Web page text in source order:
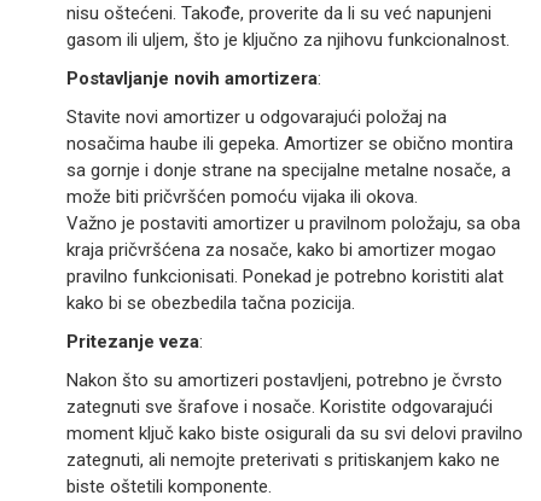
nisu oštećeni. Takođe, proverite da li su već napunjeni
gasom ili uljem, što je ključno za njihovu funkcionalnost.
Postavljanje novih amortizera:
Stavite novi amortizer u odgovarajući položaj na
nosačima haube ili gepeka. Amortizer se obično montira
sa gornje i donje strane na specijalne metalne nosače, a
može biti pričvršćen pomoću vijaka ili okova.
Važno je postaviti amortizer u pravilnom položaju, sa oba
kraja pričvršćena za nosače, kako bi amortizer mogao
pravilno funkcionisati. Ponekad je potrebno koristiti alat
kako bi se obezbedila tačna pozicija.
Pritezanje veza:
Nakon što su amortizeri postavljeni, potrebno je čvrsto
zategnuti sve šrafove i nosače. Koristite odgovarajući
moment ključ kako biste osigurali da su svi delovi pravilno
zategnuti, ali nemojte preterivati s pritiskanjem kako ne
biste oštetili komponente.